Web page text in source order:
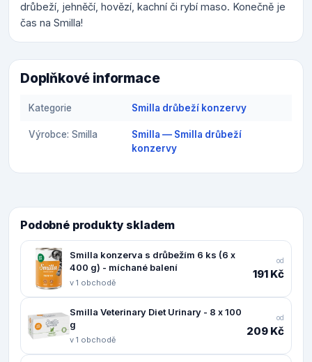
drůbeží, jehněčí, hovězí, kachní či rybí maso. Konečně je
čas na Smilla!
Doplňkové informace
Kategorie Smilla drůbeží konzervy
Výrobce: Smilla
Smilla — Smilla drůbeží
konzervy
Podobné produkty skladem
Smilla konzerva s drůbežím 6 ks (6 x
400 g) - míchané balení
v 1 obchodě
od
191 Kč
Smilla Veterinary Diet Urinary - 8 x 100
g
v 1 obchodě
od
209 Kč